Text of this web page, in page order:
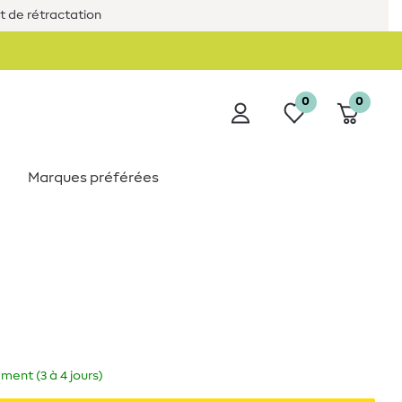
de rétractation
0 0
Marques préférées
(3 à 4 jours)